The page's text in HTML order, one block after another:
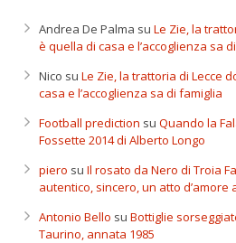
Andrea De Palma su Le Zie, la
è quella di casa e l’accoglienza sa
Nico su Le Zie, la trattoria di Lecce
casa e l’accoglienza sa di famiglia
Football prediction su Quando la
Fossette 2014 di Alberto Longo
piero su Il rosato da Nero di Troia
autentico, sincero, un atto d’amore
Antonio Bello su Bottiglie
Taurino, annata 1985